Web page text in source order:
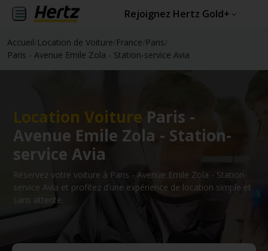
Rejoignez Hertz Gold+
Accueil Location de Voiture France Paris
Paris - Avenue Emile Zola - Station-service Avia
Location Voiture Paris -
Avenue Emile Zola - Station-
service Avia
Réservez votre voiture à Paris - Avenue Emile Zola - Station-
service Avia et profitez d’une expérience de location simple et
sans attente.